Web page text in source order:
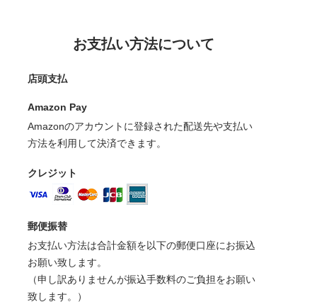
お支払い方法について
店頭支払
Amazon Pay
Amazonのアカウントに登録された配送先や支払い
方法を利用して決済できます。
クレジット
郵便振替
お支払い方法は合計金額を以下の郵便口座にお振込
お願い致します。
（申し訳ありませんが振込手数料のご負担をお願い
致します。）